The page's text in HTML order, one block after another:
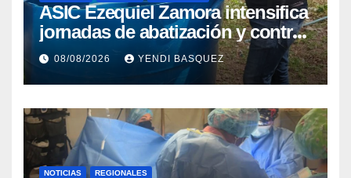
ASIC Ezequiel Zamora intensifica
jornadas de abatización y control
de vectores en comunidades del
08/08/2026 YENDI BASQUEZ
NOTICIAS REGIONALES